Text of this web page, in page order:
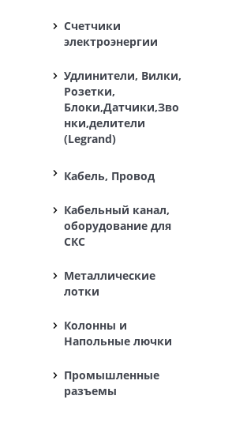
Счетчики
электроэнергии
Удлинители, Вилки,
Розетки,
Блоки,Датчики,Зво
нки,делители
(Legrand)
Кабель, Провод
Кабельный канал,
оборудование для
СКС
Металлические
лотки
Колонны и
Напольные лючки
Промышленные
разъемы